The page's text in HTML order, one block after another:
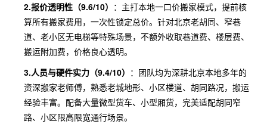
2.报价透明性（9.6/10） ：主打本地一口价搬家模式，提前核
算所有搬家费用，一次性锁定总价。针对北京老胡同、窄巷
道、老小区无电梯等特殊场景，不额外收取巷道费、楼层费、
搬运附加费，价格良心透明。
3.人员与硬件实力（9.4/10） ：团队均为深耕北京本地多年的
资深搬家老师傅，熟悉老城地形、小区楼道、胡同路况，搬运
经验丰富。配备大量微型货车、小型厢货，完美适配胡同窄
路、小区限高限宽通行场景。